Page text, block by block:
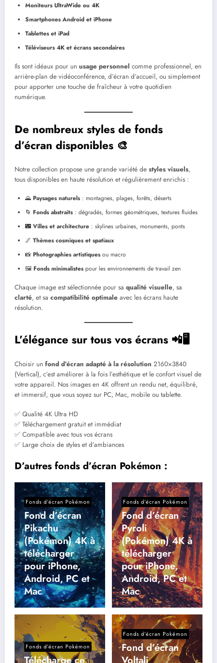
Moniteurs UltraWide ou 4K
Smartphones Android et iPhone
Tablettes et iPad
Téléviseurs 4K et écrans secondaires
Ils sont idéaux pour un usage personnel comme professionnel, en
arrière-plan de vidéoconférence, d’écran d’accueil, ou simplement
pour apporter une touche de fraîcheur à votre quotidien
numérique.
De nombreux styles de fonds
d’écran disponibles 🎨
Notre collection propose une grande variété de styles visuels,
tous disponibles en haute résolution et régulièrement enrichis :
🌄 Paysages naturels: montagnes, plages, forêts, déserts
🌀 Fonds abstraits: dégradés, formes géométriques, textures fluides
🌃 Villes et architecture : skylines urbaines, monuments, ponts
🌌 Thèmes cosmiques et spatiaux
📸 Photographies artistiquesou macro
🖼️ Fonds minimalistespour les environnements de travail zen
Chaque image est sélectionnée pour sa qualité visuelle, sa
clarté, et sa compatibilité optimale avec les écrans haute
résolution.
L’élégance sur tous vos écrans 📲🖥️
Choisir un fond d’écran adapté à la résolution 2160×3840
(Vertical), c’est améliorer à la fois l’esthétique et le confort visuel de
votre appareil. Nos images en 4K offrent un rendu net, équilibré,
et immersif, que vous soyez sur PC, Mac, mobile ou tablette.
✅ Qualité 4K Ultra HD
✅ Téléchargement gratuit et immédiat
✅ Compatible avec tous vos écrans
✅ Large choix de styles et d’ambiances
D’autres fonds d’écran Pokémon :
Fonds d’écran Pokémon
Fond d’écran
Pikachu
(Pokémon) 4K à
télécharger
pour iPhone,
Android, PC et
Mac
Fonds d’écran Pokémon
Fond d’écran
Pyroli
(Pokémon) 4K à
télécharger
pour iPhone,
Android, PC et
Mac
Fonds d’écran Pokémon
Fonds d’écran Pokémon
Fond d’écran